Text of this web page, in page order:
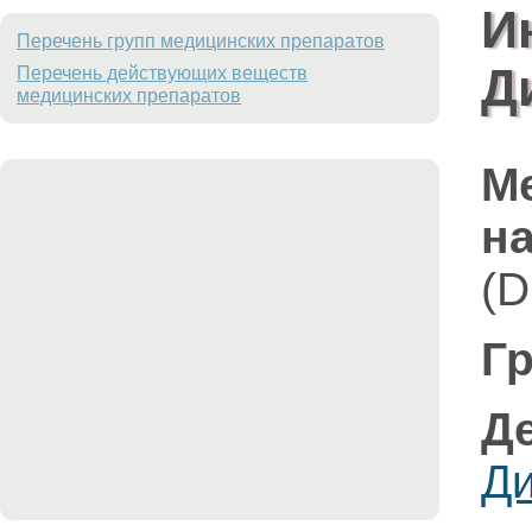
Перечень групп медицинских препаратов
Перечень действующих веществ
медицинских препаратов